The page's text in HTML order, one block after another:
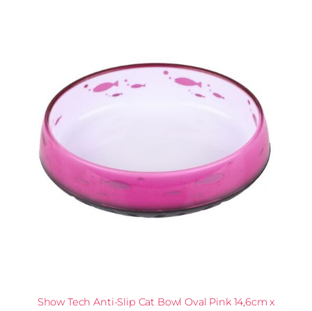
Show Tech Anti-Slip Cat Bowl Oval Pink 14,6cm x